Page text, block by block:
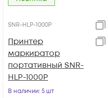
SNR-HLP-1000P
Принтер
маркиратор
портативный SNR-
HLP-1000P
В наличии: 5 шт